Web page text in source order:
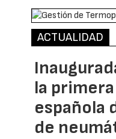
ACTUALIDAD
la
española
de